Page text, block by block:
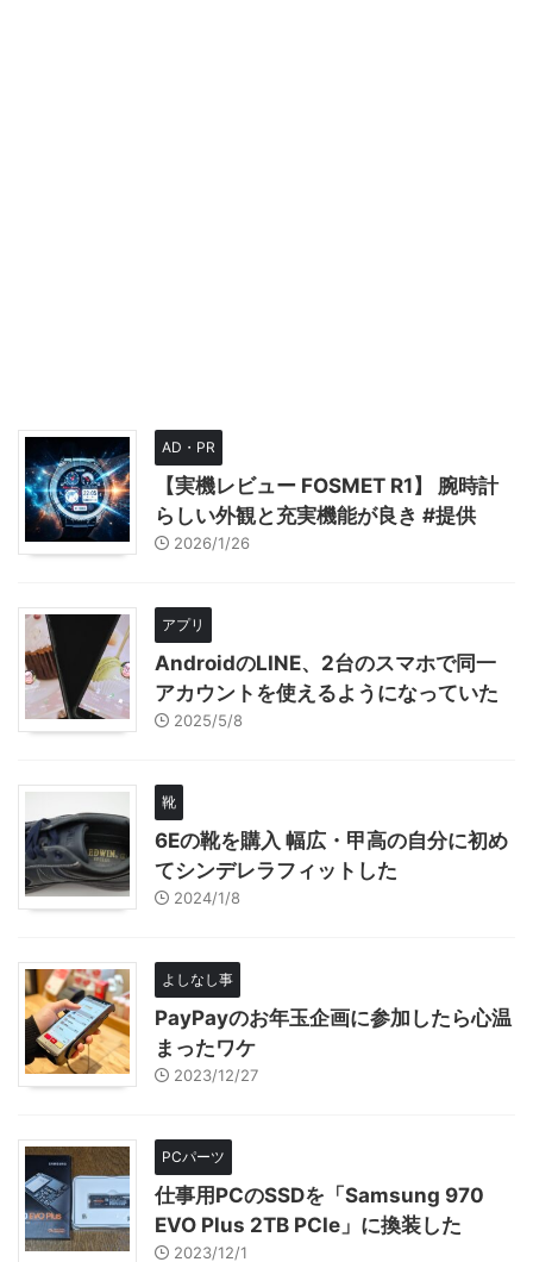
AD・PR
【実機レビュー FOSMET R1】 腕時計
らしい外観と充実機能が良き #提供
2026/1/26
アプリ
AndroidのLINE、2台のスマホで同一
アカウントを使えるようになっていた
2025/5/8
靴
6Eの靴を購入 幅広・甲高の自分に初め
てシンデレラフィットした
2024/1/8
よしなし事
PayPayのお年玉企画に参加したら心温
まったワケ
2023/12/27
PCパーツ
仕事用PCのSSDを「Samsung 970
EVO Plus 2TB PCIe」に換装した
2023/12/1